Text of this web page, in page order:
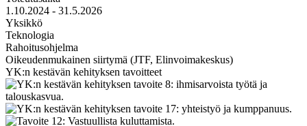
1.10.2024 - 31.5.2026
Yksikkö
Teknologia
Rahoitusohjelma
Oikeudenmukainen siirtymä (JTF, Elinvoimakeskus)
YK:n kestävän kehityksen tavoitteet